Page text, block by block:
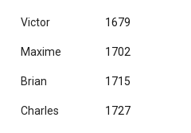
Victor 1679
Maxime 1702
Brian 1715
Charles 1727